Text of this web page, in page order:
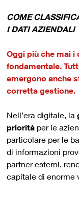
COME
I DATI AZIENDALI
Oggi più che mai i
fondamentale.
emergono anche
corretta gestione.
Nell’era digitale, la
priorità per le
particolare per le
di informazioni
partner esterni,
capitale di enorme